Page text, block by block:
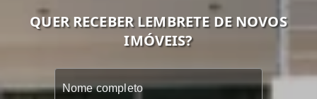
QUER RECEBER LEMBRETE DE NOVOS
IMÓVEIS?